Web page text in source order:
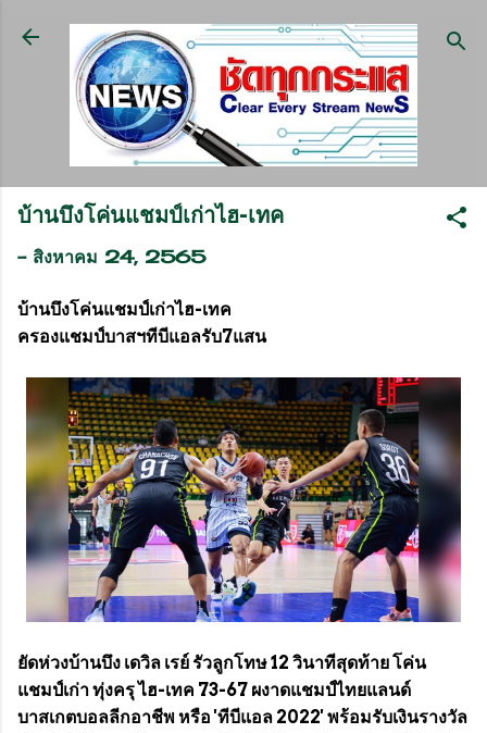
ข้ามไปที่เนื้อหาหลัก
บ้านบึงโค่นแชมป์เก่าไฮ-เทค
- สิงหาคม 24, 2565
บ้านบึงโค่นแชมป์เก่าไฮ-เทค
ครองแชมป์บาสฯทีบีแอลรับ7แสน
ยัดห่วงบ้านบึง เดวิล เรย์ รัวลูกโทษ 12 วินาทีสุดท้าย โค่น
แชมป์เก่า ทุ่งครุ​ ไฮ-เทค​ 73-67 ผงาดแชมป์ไทยแลนด์
บาสเกตบอลลีกอาชีพ หรือ 'ทีบีแอล 2022' พร้อมรับเงินรางวัล